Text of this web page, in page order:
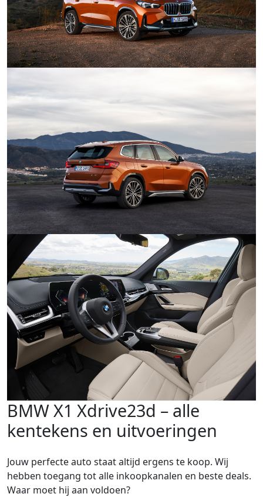
BMW X1 Xdrive23d – alle
kentekens en uitvoeringen
Jouw perfecte auto staat altijd ergens te koop. Wij
hebben toegang tot alle inkoopkanalen en beste deals.
Waar moet hij aan voldoen?